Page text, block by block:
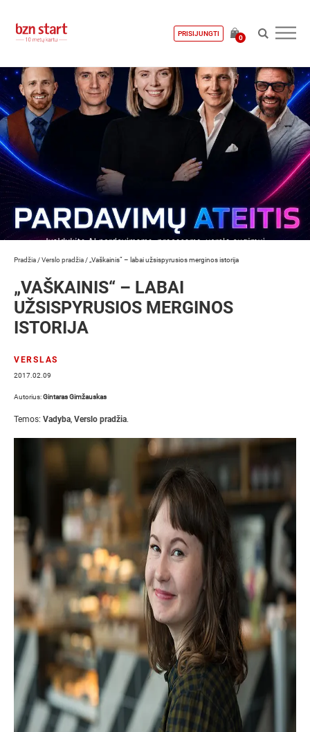
PRISIJUNGTI
0
Pradžia /Verslo pradžia / „Vaškainis“ – labai užsispyrusios merginos istorija
„VAŠKAINIS“ – LABAI
UŽSISPYRUSIOS MERGINOS
ISTORIJA
VERSLAS
2017.02.09
Autorius:Gintaras Gimžauskas
Temos: Vadyba, Verslo pradžia.